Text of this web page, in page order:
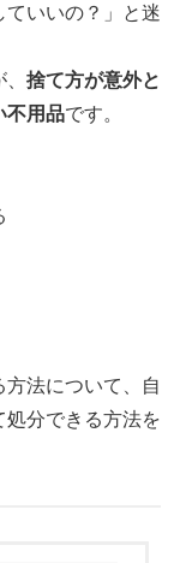
ていいの？」と迷
捨て方が意外と
不用品です。
法について、自
分できる方法を